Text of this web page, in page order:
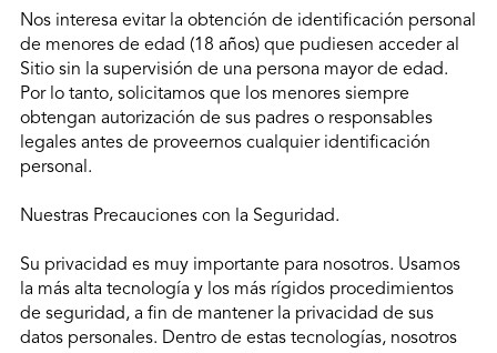
Nos interesa evitar la obtención de identificación personal
de menores de edad (18 años) que pudiesen acceder al
Sitio sin la supervisión de una persona mayor de edad.
Por lo tanto, solicitamos que los menores siempre
obtengan autorización de sus padres o responsables
legales antes de proveernos cualquier identificación
personal.
Nuestras Precauciones con la Seguridad.
Su privacidad es muy importante para nosotros. Usamos
la más alta tecnología y los más rígidos procedimientos
de seguridad, a fin de mantener la privacidad de sus
datos personales. Dentro de estas tecnologías, nosotros